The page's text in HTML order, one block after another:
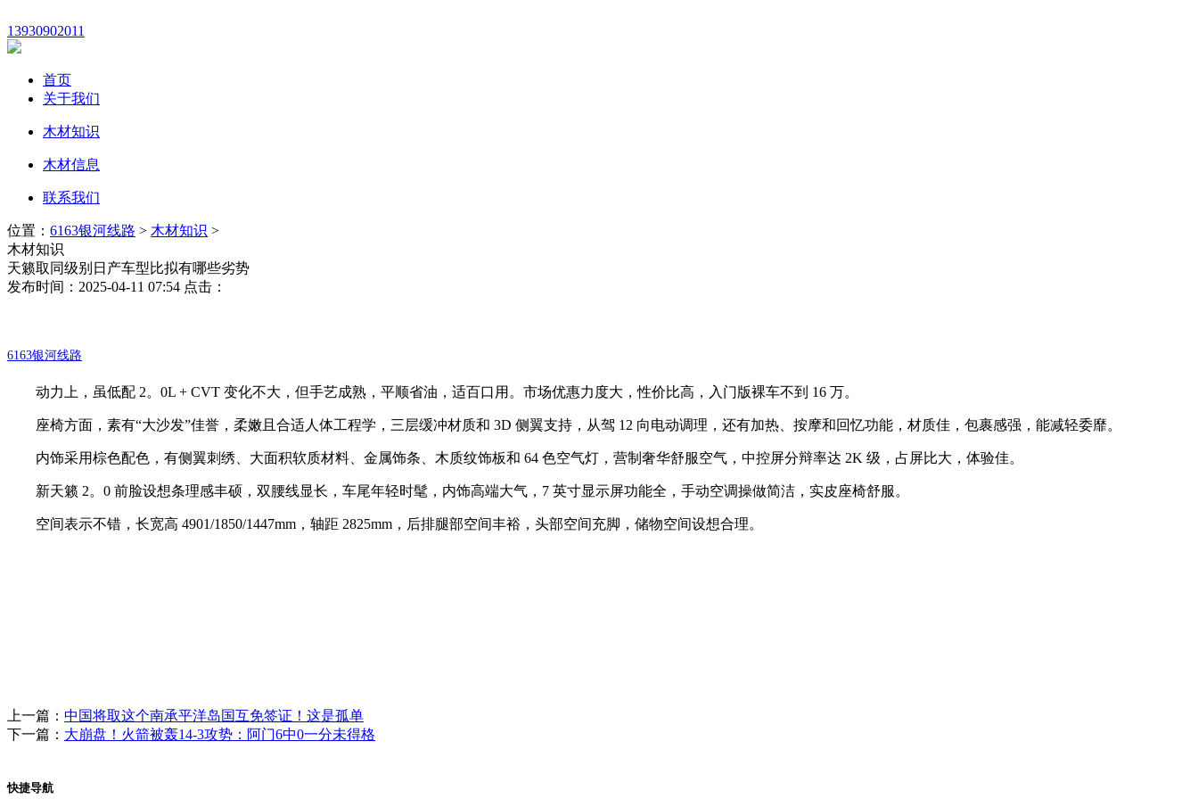
13930902011
首页
关于我们
木材知识
木材信息
联系我们
位置： 6163银河线路 > 木材知识 >
木材知识
天籁取同级别日产车型比拟有哪些劣势
发布时间：2025-04-11 07:54 点击：
6163银河线路
动力上，虽低配 2。0L + CVT 变化不大，但手艺成熟，平顺省油，适百口用。市场优惠力度大，性价比高，入门版裸车不到 16 万。
座椅方面，素有“大沙发”佳誉，柔嫩且合适人体工程学，三层缓冲材质和 3D 侧翼支持，从驾 12 向电动调理，还有加热、按摩和回忆功能，材质佳，包裹感强，能减轻委靡。
内饰采用棕色配色，有侧翼刺绣、大面积软质材料、金属饰条、木质纹饰板和 64 色空气灯，营制奢华舒服空气，中控屏分辩率达 2K 级，占屏比大，体验佳。
新天籁 2。0 前脸设想条理感丰硕，双腰线显长，车尾年轻时髦，内饰高端大气，7 英寸显示屏功能全，手动空调操做简洁，实皮座椅舒服。
空间表示不错，长宽高 4901/1850/1447mm，轴距 2825mm，后排腿部空间丰裕，头部空间充脚，储物空间设想合理。
上一篇： 中国将取这个南承平洋岛国互免签证！这是孤单
下一篇： 大崩盘！火箭被轰14-3攻势：阿门6中0一分未得格
快捷导航